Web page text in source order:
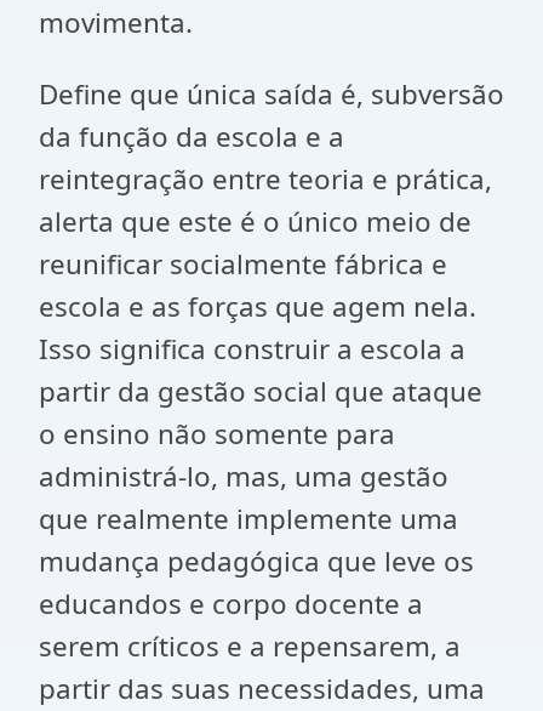
movimenta.
Define que única saída é, subversão
da função da escola e a
reintegração entre teoria e prática,
alerta que este é o único meio de
reunificar socialmente fábrica e
escola e as forças que agem nela.
Isso significa construir a escola a
partir da gestão social que ataque
o ensino não somente para
administrá-lo, mas, uma gestão
que realmente implemente uma
mudança pedagógica que leve os
educandos e corpo docente a
serem críticos e a repensarem, a
partir das suas necessidades, uma